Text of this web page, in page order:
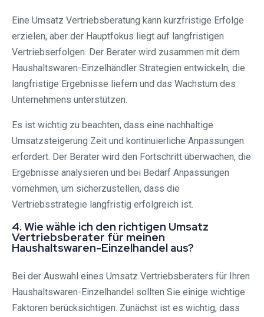
Eine Umsatz Vertriebsberatung kann kurzfristige Erfolge
erzielen, aber der Hauptfokus liegt auf langfristigen
Vertriebserfolgen. Der Berater wird zusammen mit dem
Haushaltswaren-Einzelhändler Strategien entwickeln, die
langfristige Ergebnisse liefern und das Wachstum des
Unternehmens unterstützen.
Es ist wichtig zu beachten, dass eine nachhaltige
Umsatzsteigerung Zeit und kontinuierliche Anpassungen
erfordert. Der Berater wird den Fortschritt überwachen, die
Ergebnisse analysieren und bei Bedarf Anpassungen
vornehmen, um sicherzustellen, dass die
Vertriebsstrategie langfristig erfolgreich ist.
4. Wie wähle ich den richtigen Umsatz
Vertriebsberater für meinen
Haushaltswaren-Einzelhandel aus?
Bei der Auswahl eines Umsatz Vertriebsberaters für Ihren
Haushaltswaren-Einzelhandel sollten Sie einige wichtige
Faktoren berücksichtigen. Zunächst ist es wichtig, dass